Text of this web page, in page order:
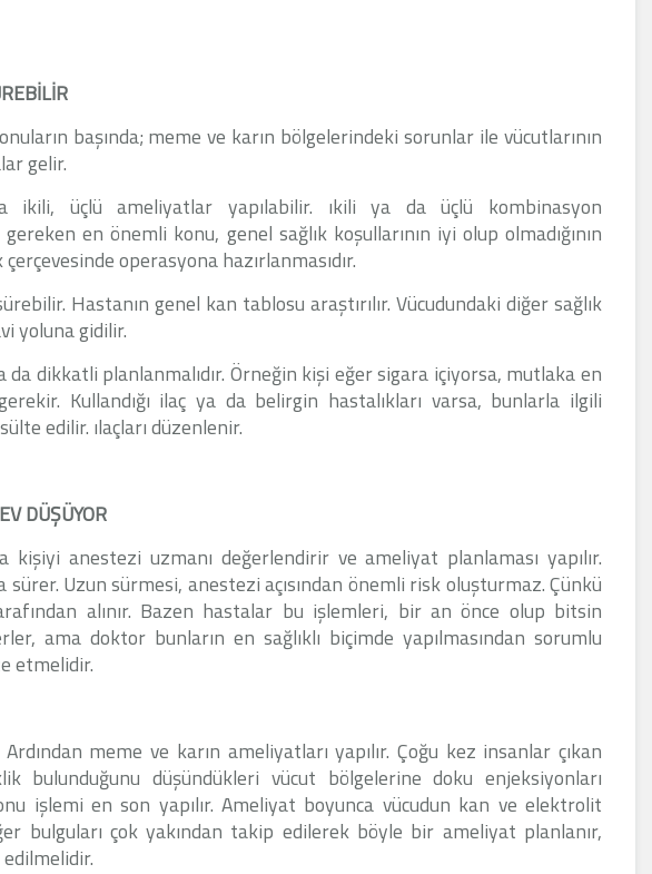
başında; meme ve karın bölgelerindeki sorunlar ile vücutlarının
gelir.
ikili, üçlü ameliyatlar yapılabilir. ıkili ya da üçlü kombinasyon
en önemli konu, genel sağlık koşullarının iyi olup olmadığının
operasyona hazırlanmasıdır.
Hastanın genel kan tablosu araştırılır. Vücudundaki diğer sağlık
yoluna gidilir.
dikkatli planlanmalıdır. Örneğin kişi eğer sigara içiyorsa, mutlaka en
Kullandığı ilaç ya da belirgin hastalıkları varsa, bunlarla ilgili
edilir. ılaçları düzenlenir.
DÜŞÜYOR
anestezi uzmanı değerlendirir ve ameliyat planlaması yapılır.
sürer. Uzun sürmesi, anestezi açısından önemli risk oluşturmaz. Çünkü
alınır. Bazen hastalar bu işlemleri, bir an önce olup bitsin
ama doktor bunların en sağlıklı biçimde yapılmasından sorumlu
etmelidir.
meme ve karın ameliyatları yapılır. Çoğu kez insanlar çıkan
bulunduğunu düşündükleri vücut bölgelerine doku enjeksiyonları
işlemi en son yapılır. Ameliyat boyunca vücudun kan ve elektrolit
bulguları çok yakından takip edilerek böyle bir ameliyat planlanır,
edilmelidir.